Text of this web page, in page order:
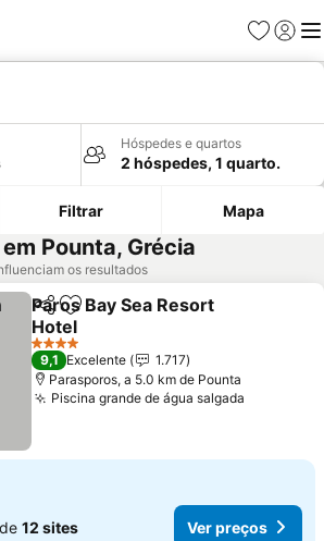
Favoritos
Iniciar
Hóspedes e quartos
2 hóspedes, 1 quarto.
Filtrar Mapa
Pounta, Grécia
os resultados
PartilharAdicionar aos favoritos
Paros Bay Sea Resort
Hotel
Ver preços
4 Estrelas
9,1 Excelente
1.717
Parasporos, a 5.0 km de Pounta
Piscina grande de água salgada
12 sites Ver preços